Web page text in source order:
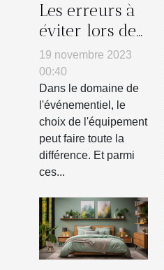
Les erreurs à
éviter lors de
l'achat d'une
tente gonflable
pour votre
entreprise
19 novembre 2023
00:40
Dans le domaine de
l'événementiel, le
choix de l'équipement
peut faire toute la
différence. Et parmi
ces...